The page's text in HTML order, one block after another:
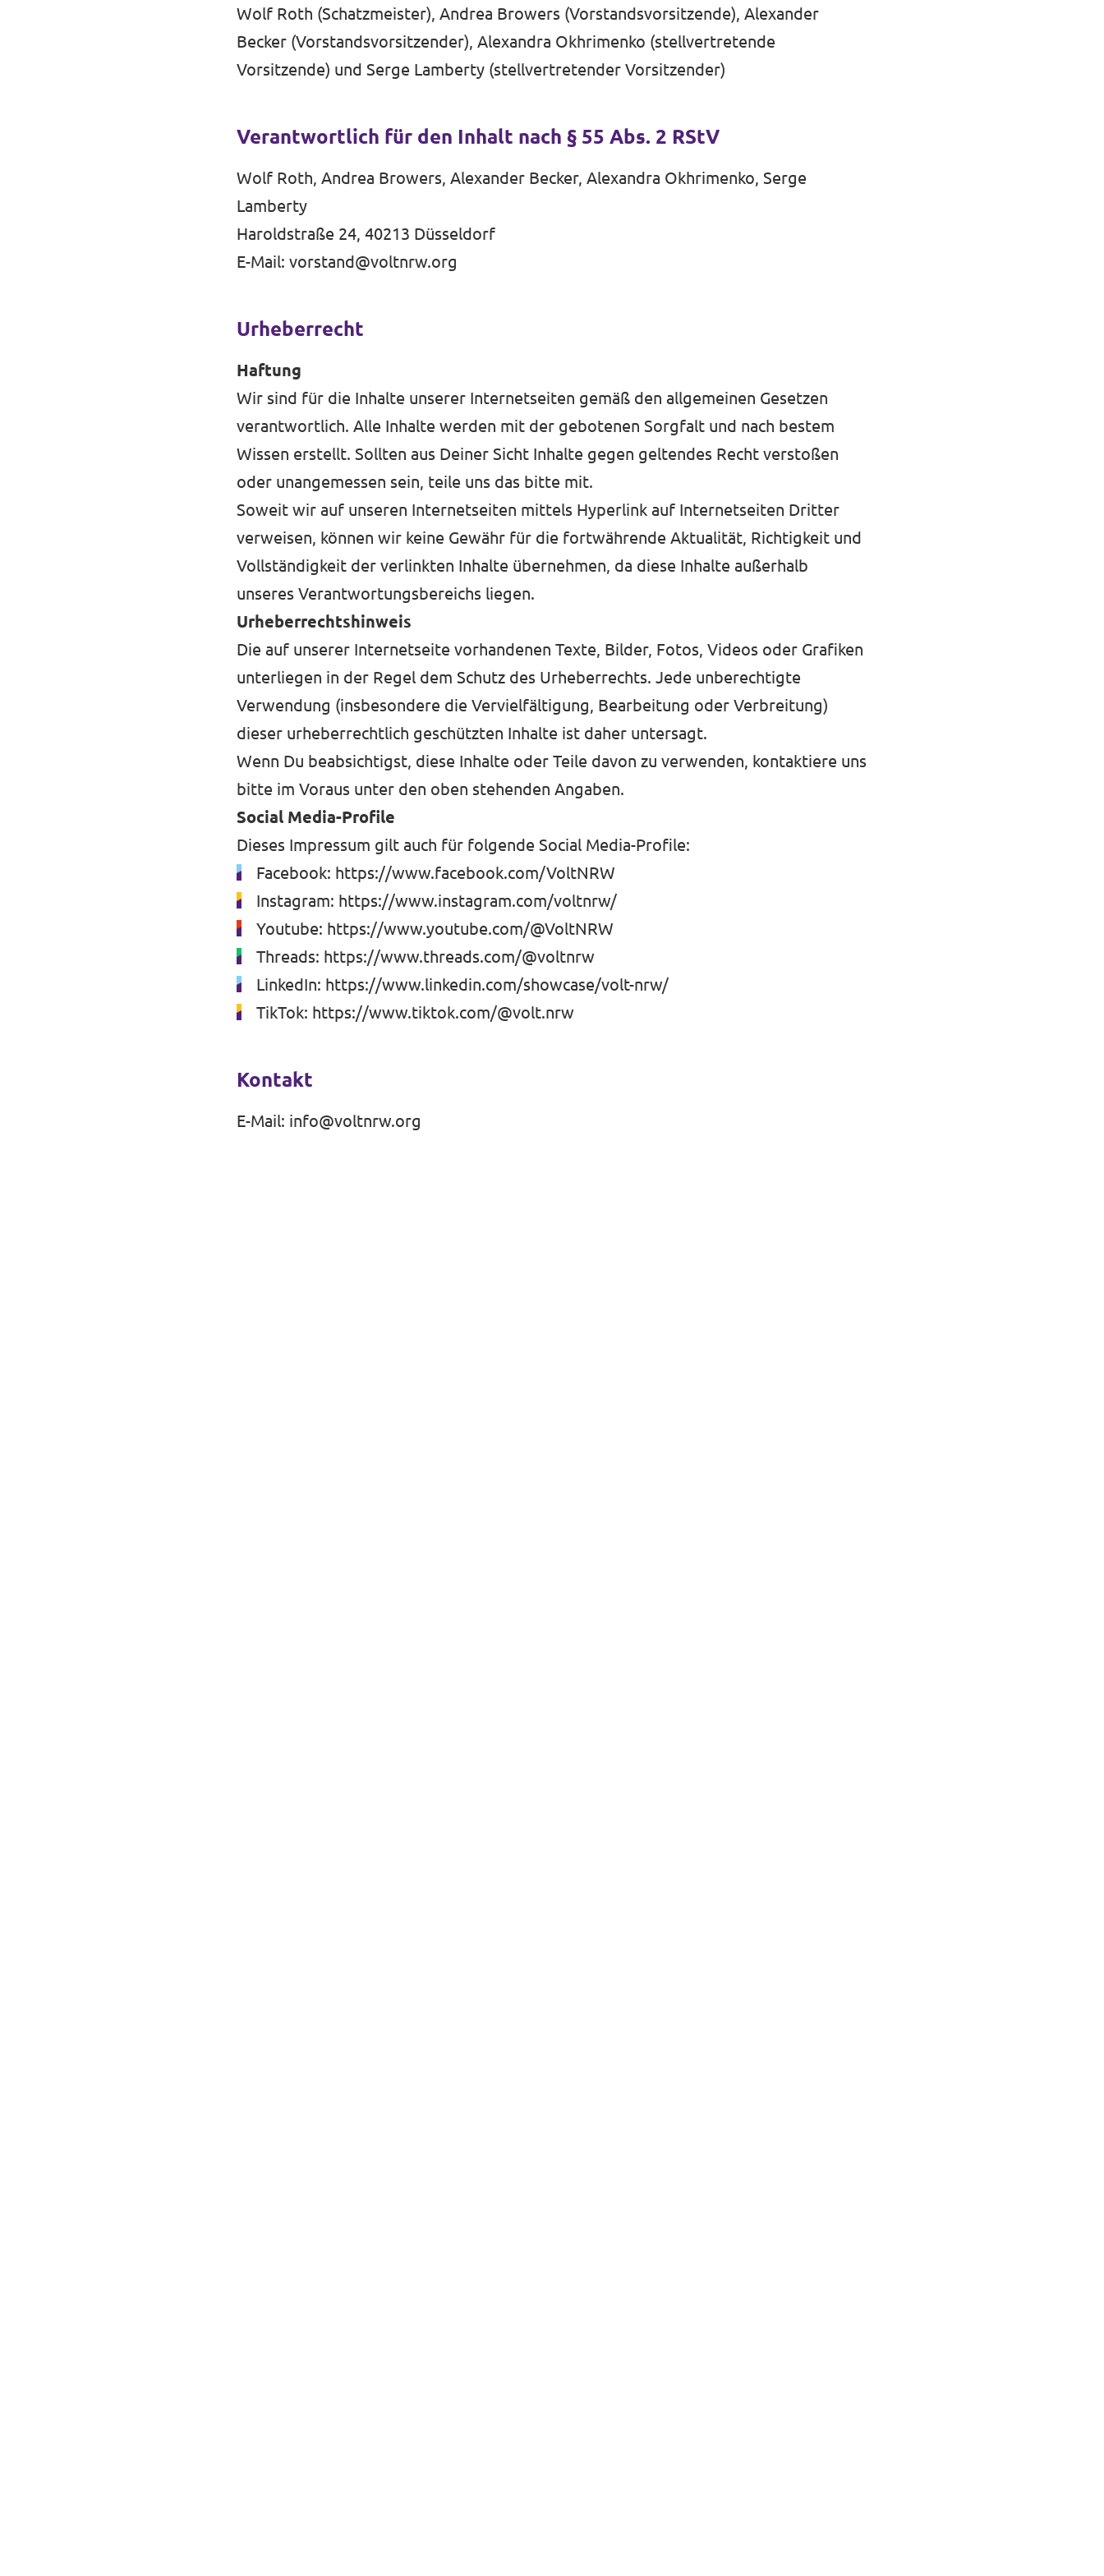
Volt Deutschland Merchandise ShopWolf Roth (Schatzmeister), Andrea Browers (Vorstandsvorsitzende), Alexander
Becker (Vorstandsvorsitzender), Alexandra Okhrimenko (stellvertretende
Vorsitzende) und Serge Lamberty (stellvertretender Vorsitzender)
Verantwortlich für den Inhalt nach § 55 Abs. 2 RStV
Wolf Roth, Andrea Browers, Alexander Becker, Alexandra Okhrimenko, Serge
Lamberty
Haroldstraße 24, 40213 Düsseldorf
E-Mail: vorstand@voltnrw.org
Urheberrecht
Haftung
Wir sind für die Inhalte unserer Internetseiten gemäß den allgemeinen Gesetzen
verantwortlich. Alle Inhalte werden mit der gebotenen Sorgfalt und nach bestem
Wissen erstellt. Sollten aus Deiner Sicht Inhalte gegen geltendes Recht verstoßen
oder unangemessen sein, teile uns das bitte mit.
Soweit wir auf unseren Internetseiten mittels Hyperlink auf Internetseiten Dritter
verweisen, können wir keine Gewähr für die fortwährende Aktualität, Richtigkeit und
Vollständigkeit der verlinkten Inhalte übernehmen, da diese Inhalte außerhalb
unseres Verantwortungsbereichs liegen.
Urheberrechtshinweis
Die auf unserer Internetseite vorhandenen Texte, Bilder, Fotos, Videos oder Grafiken
unterliegen in der Regel dem Schutz des Urheberrechts. Jede unberechtigte
Verwendung (insbesondere die Vervielfältigung, Bearbeitung oder Verbreitung)
dieser urheberrechtlich geschützten Inhalte ist daher untersagt.
Wenn Du beabsichtigst, diese Inhalte oder Teile davon zu verwenden, kontaktiere uns
bitte im Voraus unter den oben stehenden Angaben.
Social Media-Profile
Dieses Impressum gilt auch für folgende Social Media-Profile:
Facebook: https://www.facebook.com/VoltNRW
Instagram: https://www.instagram.com/voltnrw/
Youtube: https://www.youtube.com/@VoltNRW
Threads: https://www.threads.com/@voltnrw
LinkedIn: https://www.linkedin.com/showcase/volt-nrw/
TikTok: https://www.tiktok.com/@volt.nrw
Kontakt
E-Mail: info@voltnrw.org